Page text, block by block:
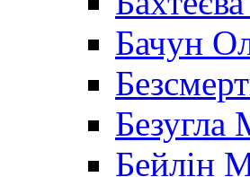
Бачун
Безугла
Бейлін